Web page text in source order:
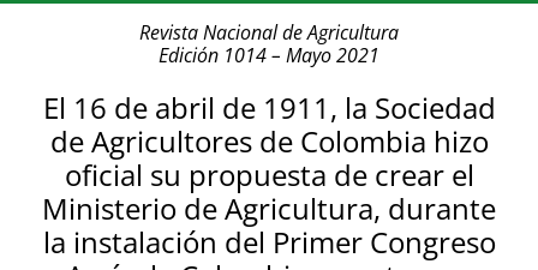
Revista Nacional de Agricultura
Edición 1014 – Mayo 2021
El 16 de abril de 1911, la Sociedad
de Agricultores de Colombia hizo
oficial su propuesta de crear el
Ministerio de Agricultura, durante
la instalación del Primer Congreso